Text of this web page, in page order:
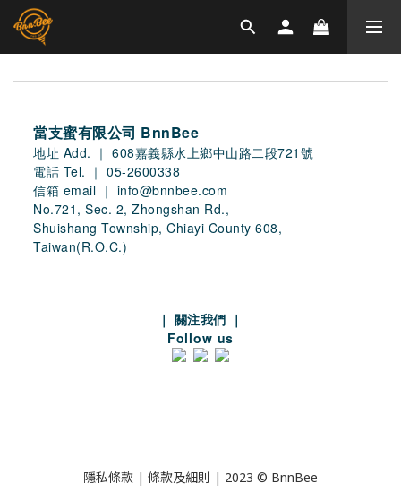
當支蜜有限公司 BnnBee
地址 Add. ｜ 608嘉義縣水上鄉中山路二段721號
電話 Tel. ｜ 05-2600338
信箱 email ｜ info@bnnbee.com
No.721, Sec. 2, Zhongshan Rd.,
Shuishang Township, Chiayi County 608,
Taiwan(R.O.C.)
｜ 關注我們 ｜
Follow us
隱私條款 | 條款及細則 | 2023 © BnnBee